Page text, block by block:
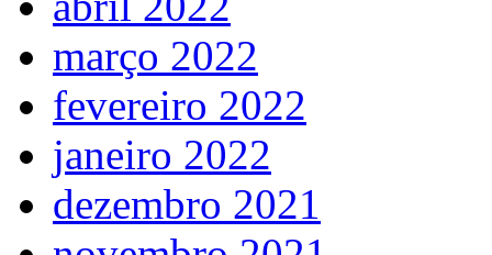
março 2022
fevereiro 2022
janeiro 2022
dezembro 2021